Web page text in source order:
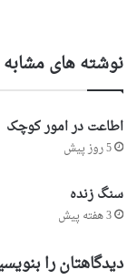
نوشته های مشابه
اطاعت در امور کوچک
5 روز پیش
سنگ زنده
3 هفته پیش
دیدگاهتان را